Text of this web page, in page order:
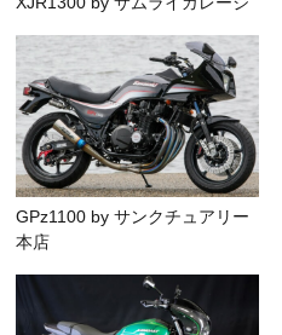
GPz1100 by サンクチュアリー
本店